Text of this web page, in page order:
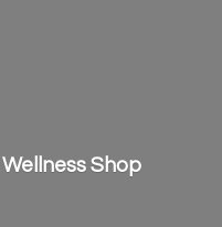
Wellness Shop